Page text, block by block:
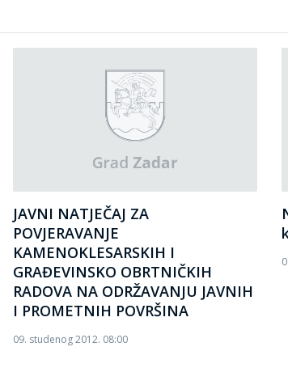
JAVNI NATJEČAJ ZA
POVJERAVANJE
KAMENOKLESARSKIH I
GRAĐEVINSKO OBRTNIČKIH
RADOVA NA ODRŽAVANJU JAVNIH
I PROMETNIH POVRŠINA
09. studenog 2012. 08:00